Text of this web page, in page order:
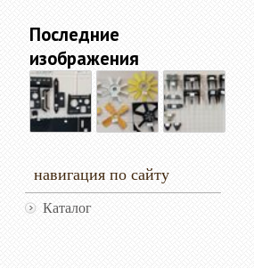
Последние
изображения
навигация по сайту
Каталог